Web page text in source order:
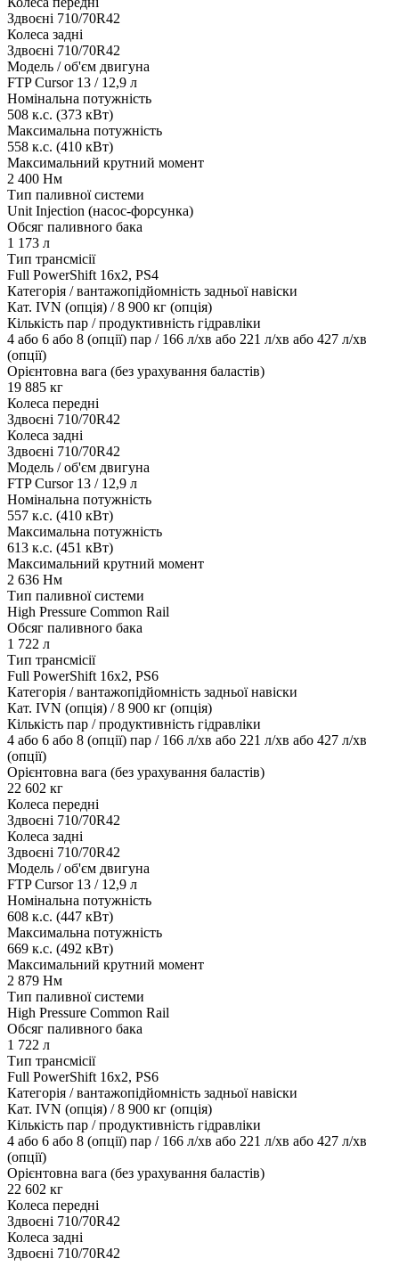
Здвоєні 710/70R42
Колеса задні
Здвоєні 710/70R42
Модель / об'єм двигуна
FTP Cursor 13 / 12,9 л
Номінальна потужність
508 к.с. (373 кВт)
Максимальна потужність
558 к.с. (410 кВт)
Максимальний крутний момент
2 400 Нм
Тип паливної системи
Unit Injection (насос-форсунка)
Обсяг паливного бака
1 173 л
Тип трансмісії
Full PowerShift 16x2, PS4
Категорія / вантажопідйомність задньої навіски
Кат. IVN (опція) / 8 900 кг (опція)
Кількість пар / продуктивність гідравліки
4 або 6 або 8 (опції) пар / 166 л/хв або 221 л/хв або 427 л/хв
(опції)
Орієнтовна вага (без урахування баластів)
19 885 кг
Колеса передні
Здвоєні 710/70R42
Колеса задні
Здвоєні 710/70R42
Модель / об'єм двигуна
FTP Cursor 13 / 12,9 л
Номінальна потужність
557 к.с. (410 кВт)
Максимальна потужність
613 к.с. (451 кВт)
Максимальний крутний момент
2 636 Нм
Тип паливної системи
High Pressure Common Rail
Обсяг паливного бака
1 722 л
Тип трансмісії
Full PowerShift 16x2, PS6
Категорія / вантажопідйомність задньої навіски
Кат. IVN (опція) / 8 900 кг (опція)
Кількість пар / продуктивність гідравліки
4 або 6 або 8 (опції) пар / 166 л/хв або 221 л/хв або 427 л/хв
(опції)
Орієнтовна вага (без урахування баластів)
22 602 кг
Колеса передні
Здвоєні 710/70R42
Колеса задні
Здвоєні 710/70R42
Модель / об'єм двигуна
FTP Cursor 13 / 12,9 л
Номінальна потужність
608 к.с. (447 кВт)
Максимальна потужність
669 к.с. (492 кВт)
Максимальний крутний момент
2 879 Нм
Тип паливної системи
High Pressure Common Rail
Обсяг паливного бака
1 722 л
Тип трансмісії
Full PowerShift 16x2, PS6
Категорія / вантажопідйомність задньої навіски
Кат. IVN (опція) / 8 900 кг (опція)
Кількість пар / продуктивність гідравліки
4 або 6 або 8 (опції) пар / 166 л/хв або 221 л/хв або 427 л/хв
(опції)
Орієнтовна вага (без урахування баластів)
22 602 кг
Колеса передні
Здвоєні 710/70R42
Колеса задні
Здвоєні 710/70R42